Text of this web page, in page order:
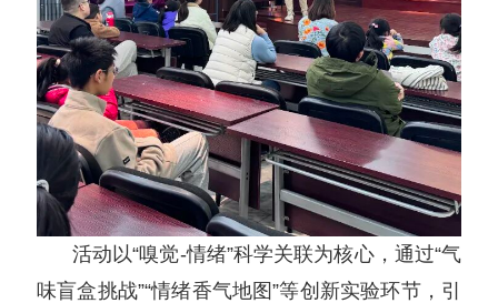
活动以“嗅觉-情绪”科学关联为核心，通过“气
味盲盒挑战”“情绪香气地图”等创新实验环节，引